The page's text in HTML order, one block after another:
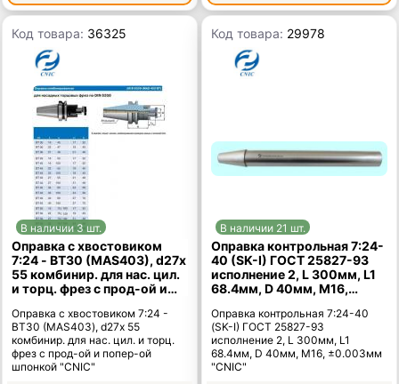
Код товара: 36325
В наличии 3 шт.
Оправка с хвостовиком
7:24 - ВТ30 (MAS403), d27х
55 комбинир. для нас. цил.
и торц. фрез с прод-ой и
Оправка с хвостовиком 7:24 -
ВТ30 (MAS403), d27х 55
комбинир. для нас. цил. и торц.
фрез с прод-ой и попер-ой
шпонкой "CNIC"
Код товара: 29978
В наличии 21 шт.
Оправка контрольная 7:24-
40 (SK-I) ГОСТ 25827-93
исполнение 2, L 300мм, L1
68.4мм, D 40мм, М16,
Оправка контрольная 7:24-40
(SK-I) ГОСТ 25827-93
исполнение 2, L 300мм, L1
68.4мм, D 40мм, М16, ±0.003мм
"CNIC"